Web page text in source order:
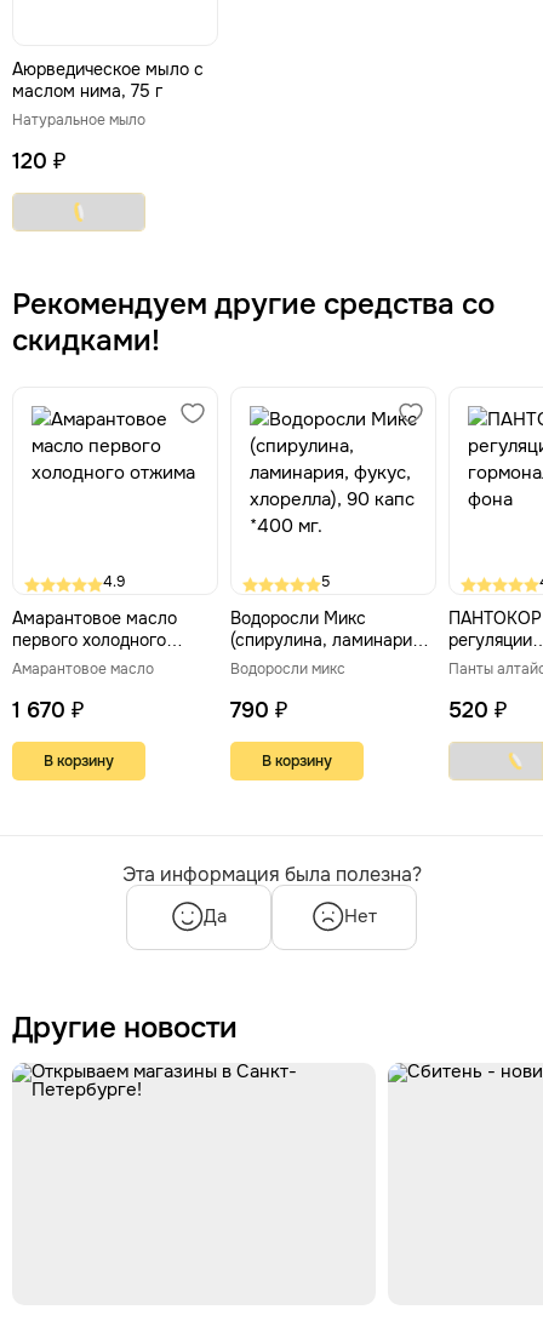
Аюрведическое мыло с
маслом нима, 75 г
Натуральное мыло
120 ₽
Рекомендуем другие средства со
скидками!
4.9
Амарантовое масло
первого холодного
отжима
Амарантовое масло
1 670 ₽
В корзину
5
Водоросли Микс
(спирулина, ламинария,
фукус, хлорелла), 90
капс *400 мг.
Водоросли микс
790 ₽
В корзину
ПАНТОКОР
регуляции
Панты
520 ₽
Эта информация была полезна?
Да Нет
Другие новости